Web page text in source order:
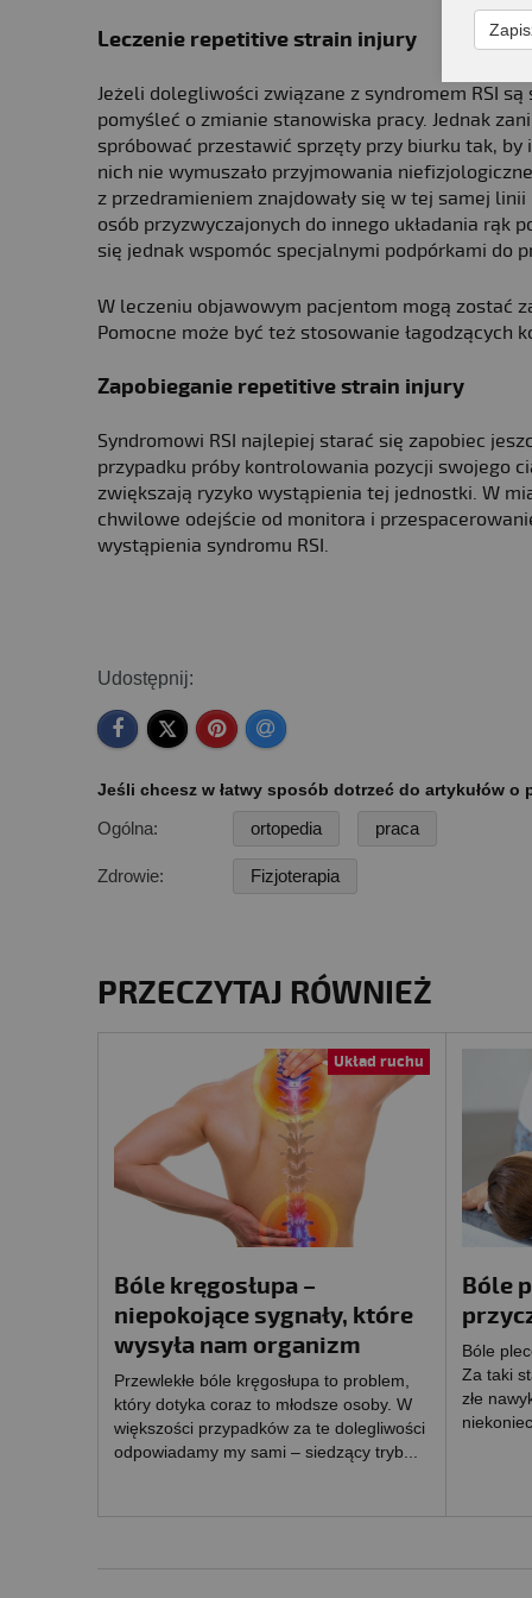
Leczenie repetitive strain injury
Jeżeli dolegliwości związane z syndromem RSI
pomyśleć o zmianie stanowiska pracy. Jednak
spróbować przestawić sprzęty przy biurku tak,
nich nie wymuszało przyjmowania
z przedramieniem znajdowały się w tej samej
osób przyzwyczajonych do innego układania rąk
się jednak wspomóc specjalnymi podpórkami do
W leczeniu objawowym pacjentom mogą zostać
Pomocne może być też stosowanie łagodzących
Zapobieganie repetitive strain injury
Syndromowi RSI najlepiej starać się zapobiec
przypadku próby kontrolowania pozycji swojego
zwiększają ryzyko wystąpienia tej jednostki. W
chwilowe odejście od monitora i
wystąpienia syndromu RSI.
Udostępnij:
Jeśli chcesz w łatwy sposób dotrzeć do artykułów
Ogólna: ortopedia praca
Zdrowie: Fizjoterapia
PRZECZYTAJ RÓWNIEŻ
Układ ruchu
Bóle kręgosłupa –
niepokojące sygnały, które
wysyła nam organizm
Przewlekłe bóle kręgosłupa to problem,
który dotyka coraz to młodsze osoby. W
większości przypadków za te dolegliwości
odpowiadamy my sami – siedzący tryb...
Bóle
Bóle
Za taki
złe